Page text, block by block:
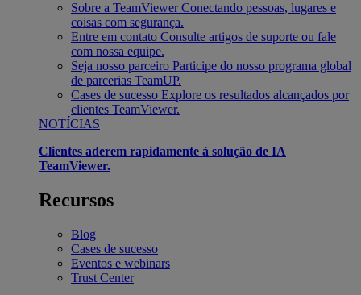
Sobre a TeamViewer Conectando pessoas, lugares e
coisas com segurança.
Entre em contato Consulte artigos de suporte ou fale
com nossa equipe.
Seja nosso parceiro Participe do nosso programa global
de parcerias TeamUP.
Cases de sucesso Explore os resultados alcançados por
clientes TeamViewer.
NOTÍCIAS
Clientes aderem rapidamente à solução de IA
TeamViewer.
Recursos
Blog
Cases de sucesso
Eventos e webinars
Trust Center